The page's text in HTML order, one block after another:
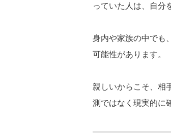
っていた人は、自分
身内や家族の中でも
可能性があります。
親しいからこそ、相
測ではなく現実的に